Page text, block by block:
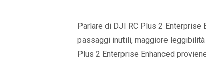
Parlare di DJI RC Plus 2
passaggi inutili, maggiore
Plus 2 Enterprise Enhanced